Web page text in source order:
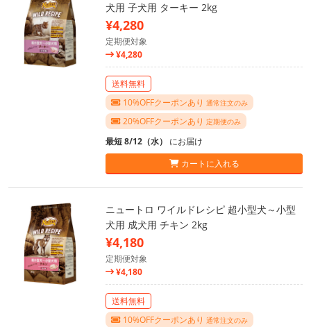
犬用 子犬用 ターキー 2kg
¥4,280
定期便対象
¥4,280
送料無料
10%OFFクーポンあり 通常注文のみ
20%OFFクーポンあり 定期便のみ
最短 8/12（水） にお届け
カートに入れる
ニュートロ ワイルドレシピ 超小型犬～小型
犬用 成犬用 チキン 2kg
¥4,180
定期便対象
¥4,180
送料無料
10%OFFクーポンあり 通常注文のみ